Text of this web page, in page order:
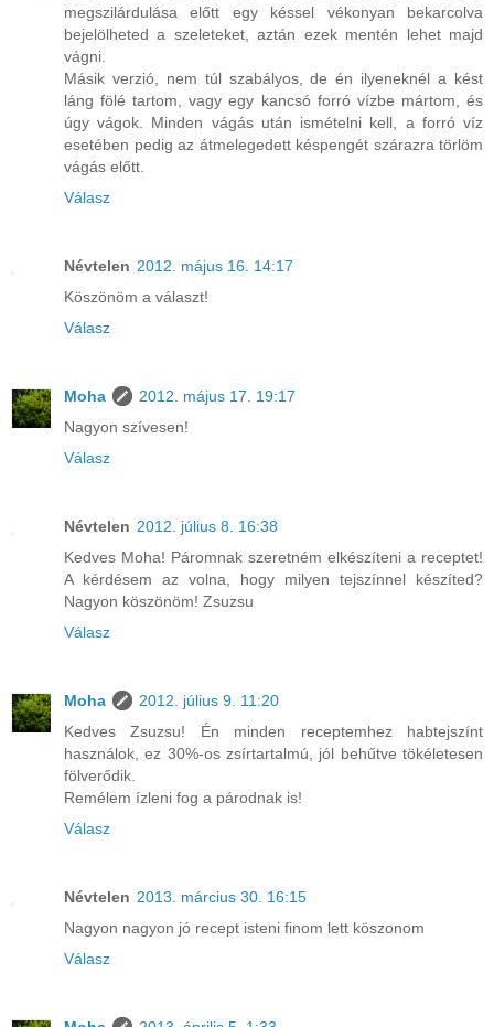
megszilárdulása előtt egy késsel vékonyan bekarcolva
bejelölheted a szeleteket, aztán ezek mentén lehet majd
vágni.
Másik verzió, nem túl szabályos, de én ilyeneknél a kést
láng fölé tartom, vagy egy kancsó forró vízbe mártom, és
úgy vágok. Minden vágás után ismételni kell, a forró víz
esetében pedig az átmelegedett késpengét szárazra törlöm
vágás előtt.
Válasz
Névtelen 2012. május 16. 14:17
Köszönöm a választ!
Válasz
Moha
2012. május 17. 19:17
Nagyon szívesen!
Válasz
Névtelen 2012. július 8. 16:38
Kedves Moha! Páromnak szeretném elkészíteni a receptet!
A kérdésem az volna, hogy milyen tejszínnel készíted?
Nagyon köszönöm! Zsuzsu
Válasz
Moha
2012. július 9. 11:20
Kedves Zsuzsu! Én minden receptemhez habtejszínt
használok, ez 30%-os zsírtartalmú, jól behűtve tökéletesen
fölverődik.
Remélem ízleni fog a párodnak is!
Válasz
Névtelen 2013. március 30. 16:15
Nagyon nagyon jó recept isteni finom lett köszonom
Válasz